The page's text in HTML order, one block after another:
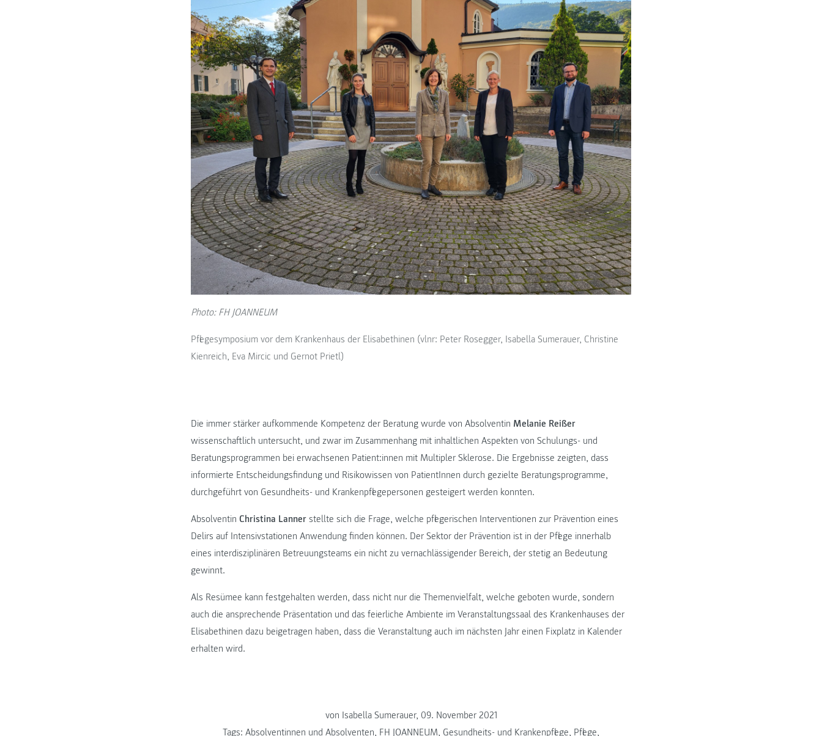
Photo: FH JOANNEUM
Pflegesymposium vor dem Krankenhaus der Elisabethinen (vlnr: Peter Rosegger, Isabella Sumerauer, Christine
Kienreich, Eva Mircic und Gernot Prietl)
Die immer stärker aufkommende Kompetenz der Beratung wurde von Absolventin Melanie Reißer
wissenschaftlich untersucht, und zwar im Zusammenhang mit inhaltlichen Aspekten von Schulungs- und
Beratungsprogrammen bei erwachsenen Patient:innen mit Multipler Sklerose. Die Ergebnisse zeigten, dass
informierte Entscheidungsfindung und Risikowissen von PatientInnen durch gezielte Beratungsprogramme,
durchgeführt von Gesundheits- und Krankenpflegepersonen gesteigert werden konnten.
Absolventin Christina Lanner stellte sich die Frage, welche pflegerischen Interventionen zur Prävention eines
Delirs auf Intensivstationen Anwendung finden können. Der Sektor der Prävention ist in der Pflege innerhalb
eines interdisziplinären Betreuungsteams ein nicht zu vernachlässigender Bereich, der stetig an Bedeutung
gewinnt.
Als Resümee kann festgehalten werden, dass nicht nur die Themenvielfalt, welche geboten wurde, sondern
auch die ansprechende Präsentation und das feierliche Ambiente im Veranstaltungssaal des Krankenhauses der
Elisabethinen dazu beigetragen haben, dass die Veranstaltung auch im nächsten Jahr einen Fixplatz in Kalender
erhalten wird.
von Isabella Sumerauer, 09. November 2021
Tags: Absolventinnen und Absolventen, FH JOANNEUM, Gesundheits- und Krankenpflege, Pflege,